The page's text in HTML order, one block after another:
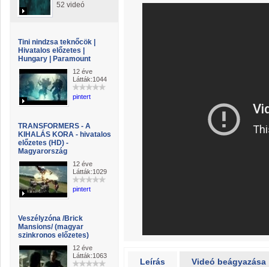
52 videó
Tini nindzsa teknőcök |
Hivatalos előzetes |
Hungary | Paramount
12 éve
Látták:1044
pintert
TRANSFORMERS - A
KIHALÁS KORA - hivatalos
előzetes (HD) -
Magyarország
12 éve
Látták:1029
pintert
Veszélyzóna /Brick
Mansions/ (magyar
szinkronos előzetes)
12 éve
Látták:1063
Leírás Videó beágyazása